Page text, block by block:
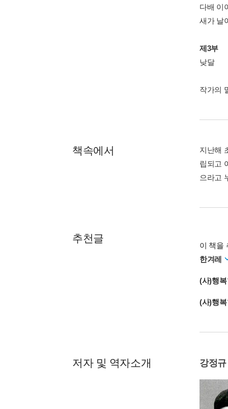
다배 이
새가 날
제3부
낮달
작가의
책속에서
지난해
립되고
으라고
추천글
이 책을
한겨레
(사)행
(사)행
저자 및 역자소개 강정규